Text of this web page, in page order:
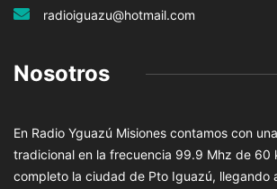
radioiguazu@hotmail.com
Nosotros
En Radio Yguazú Misiones contamos con
tradicional en la frecuencia 99.9 Mhz de 60
completo la ciudad de Pto Iguazú, llegando